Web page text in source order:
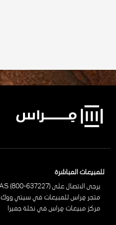
للمبيعات المباشرة
يرجى الاتصال على 800MERAAS (800-637227)
متجر مِراس للمبيعات في سيتي ووك
مركز مبيعات مِراس في نخلة جميرا